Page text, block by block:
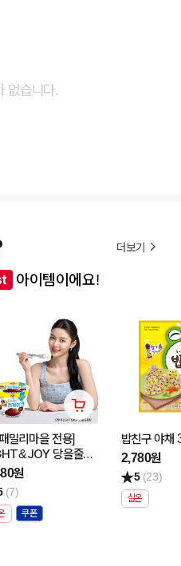
없습니다.
더보기
아이템이에요!
밀리마을 전용]
당을줄인
케이크 초코 60G
원
(7)
밥친구 야채
2,780원
5 (23)
실온